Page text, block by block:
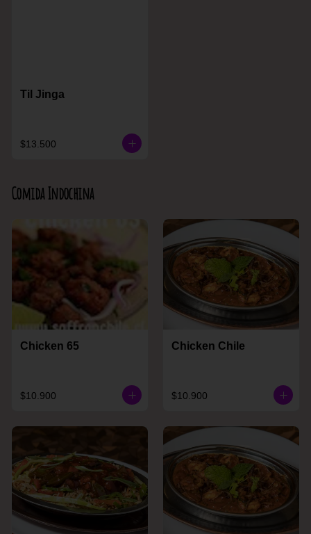
Til Jinga
$13.500
Comida Indochina
Chicken 65
$10.900
Chicken Chile
$10.900